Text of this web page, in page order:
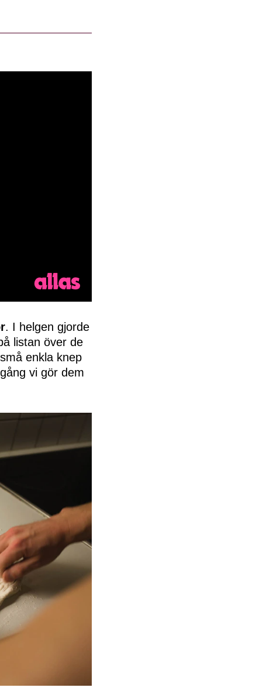
. I helgen gjorde
listan över de
enkla knep
vi gör dem